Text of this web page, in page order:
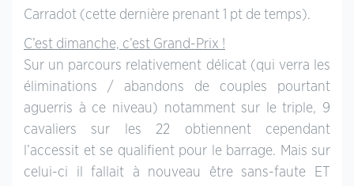
Carradot (cette dernière prenant 1 pt de temps).
C’est dimanche, c’est Grand-Prix !
Sur un parcours relativement délicat (qui verra les
éliminations / abandons de couples pourtant
aguerris à ce niveau) notamment sur le triple, 9
cavaliers sur les 22 obtiennent cependant
l’accessit et se qualifient pour le barrage. Mais sur
celui-ci il fallait à nouveau être sans-faute ET